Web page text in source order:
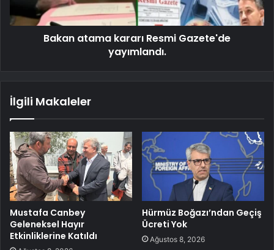
Bakan atama kararı Resmi Gazete'de
yayımlandı.
İlgili Makaleler
Mustafa Canbey
Geleneksel Hayır
Etkinliklerine Katıldı
Hürmüz Boğazı’ndan Geçiş
Ücreti Yok
Ağustos 8, 2026